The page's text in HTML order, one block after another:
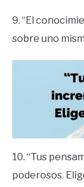
9. “El
sobre uno
10. “Tus
poderosos.